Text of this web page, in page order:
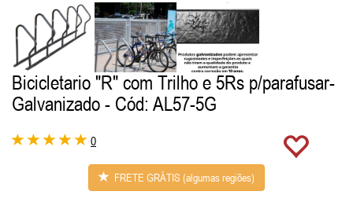
Bicicletario "R" com Trilho e 5Rs p/parafusar-
Galvanizado - Cód: AL57-5G
0
FRETE GRÁTIS (algumas regiões)